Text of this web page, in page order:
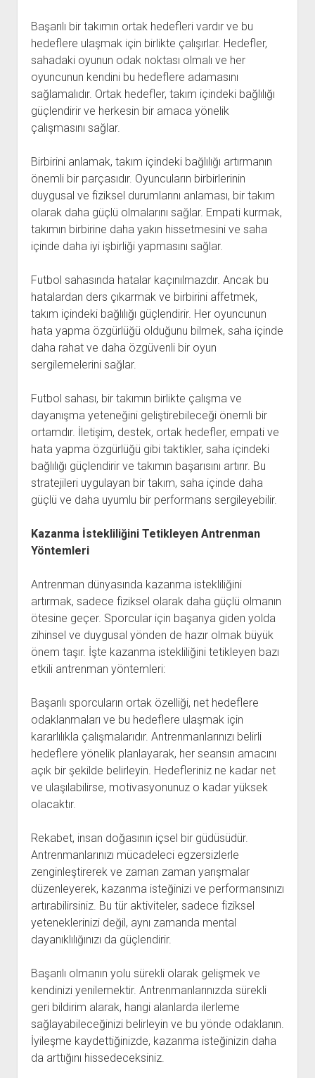
Başarılı bir takımın ortak hedefleri vardır ve bu
hedeflere ulaşmak için birlikte çalışırlar. Hedefler,
sahadaki oyunun odak noktası olmalı ve her
oyuncunun kendini bu hedeflere adamasını
sağlamalıdır. Ortak hedefler, takım içindeki bağlılığı
güçlendirir ve herkesin bir amaca yönelik
çalışmasını sağlar.
Birbirini anlamak, takım içindeki bağlılığı artırmanın
önemli bir parçasıdır. Oyuncuların birbirlerinin
duygusal ve fiziksel durumlarını anlaması, bir takım
olarak daha güçlü olmalarını sağlar. Empati kurmak,
takımın birbirine daha yakın hissetmesini ve saha
içinde daha iyi işbirliği yapmasını sağlar.
Futbol sahasında hatalar kaçınılmazdır. Ancak bu
hatalardan ders çıkarmak ve birbirini affetmek,
takım içindeki bağlılığı güçlendirir. Her oyuncunun
hata yapma özgürlüğü olduğunu bilmek, saha içinde
daha rahat ve daha özgüvenli bir oyun
sergilemelerini sağlar.
Futbol sahası, bir takımın birlikte çalışma ve
dayanışma yeteneğini geliştirebileceği önemli bir
ortamdır. İletişim, destek, ortak hedefler, empati ve
hata yapma özgürlüğü gibi taktikler, saha içindeki
bağlılığı güçlendirir ve takımın başarısını artırır. Bu
stratejileri uygulayan bir takım, saha içinde daha
güçlü ve daha uyumlu bir performans sergileyebilir.
Kazanma İstekliliğini Tetikleyen Antrenman
Yöntemleri
Antrenman dünyasında kazanma istekliliğini
artırmak, sadece fiziksel olarak daha güçlü olmanın
ötesine geçer. Sporcular için başarıya giden yolda
zihinsel ve duygusal yönden de hazır olmak büyük
önem taşır. İşte kazanma istekliliğini tetikleyen bazı
etkili antrenman yöntemleri:
Başarılı sporcuların ortak özelliği, net hedeflere
odaklanmaları ve bu hedeflere ulaşmak için
kararlılıkla çalışmalarıdır. Antrenmanlarınızı belirli
hedeflere yönelik planlayarak, her seansın amacını
açık bir şekilde belirleyin. Hedefleriniz ne kadar net
ve ulaşılabilirse, motivasyonunuz o kadar yüksek
olacaktır.
Rekabet, insan doğasının içsel bir güdüsüdür.
Antrenmanlarınızı mücadeleci egzersizlerle
zenginleştirerek ve zaman zaman yarışmalar
düzenleyerek, kazanma isteğinizi ve performansınızı
artırabilirsiniz. Bu tür aktiviteler, sadece fiziksel
yeteneklerinizi değil, aynı zamanda mental
dayanıklılığınızı da güçlendirir.
Başarılı olmanın yolu sürekli olarak gelişmek ve
kendinizi yenilemektir. Antrenmanlarınızda sürekli
geri bildirim alarak, hangi alanlarda ilerleme
sağlayabileceğinizi belirleyin ve bu yönde odaklanın.
İyileşme kaydettiğinizde, kazanma isteğinizin daha
da arttığını hissedeceksiniz.